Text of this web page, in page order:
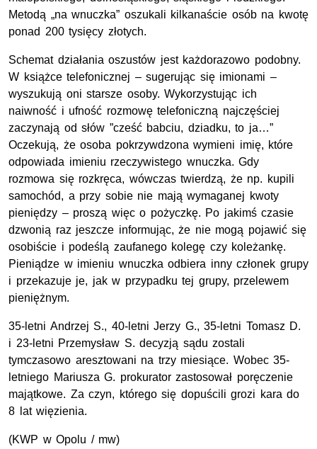
Metodą „na wnuczka” oszukali kilkanaście osób na kwotę
ponad 200 tysięcy złotych.
Schemat działania oszustów jest każdorazowo podobny.
W książce telefonicznej – sugerując się imionami –
wyszukują oni starsze osoby. Wykorzystując ich
naiwność i ufność rozmowę telefoniczną najczęściej
zaczynają od słów ”cześć babciu, dziadku, to ja…”
Oczekują, że osoba pokrzywdzona wymieni imię, które
odpowiada imieniu rzeczywistego wnuczka. Gdy
rozmowa się rozkręca, wówczas twierdzą, że np. kupili
samochód, a przy sobie nie mają wymaganej kwoty
pieniędzy – proszą więc o pożyczkę. Po jakimś czasie
dzwonią raz jeszcze informując, że nie mogą pojawić się
osobiście i podeślą zaufanego kolegę czy koleżankę.
Pieniądze w imieniu wnuczka odbiera inny członek grupy
i przekazuje je, jak w przypadku tej grupy, przelewem
pieniężnym.
35-letni Andrzej S., 40-letni Jerzy G., 35-letni Tomasz D.
i 23-letni Przemysław S. decyzją sądu zostali
tymczasowo aresztowani na trzy miesiące. Wobec 35-
letniego Mariusza G. prokurator zastosował poręczenie
majątkowe. Za czyn, którego się dopuścili grozi kara do
8 lat więzienia.
(KWP w Opolu / mw)